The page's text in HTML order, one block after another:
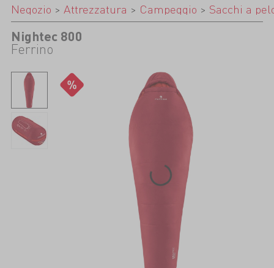
Negozio > Attrezzatura > Campeggio > Sacchi a
Nightec 800
Ferrino